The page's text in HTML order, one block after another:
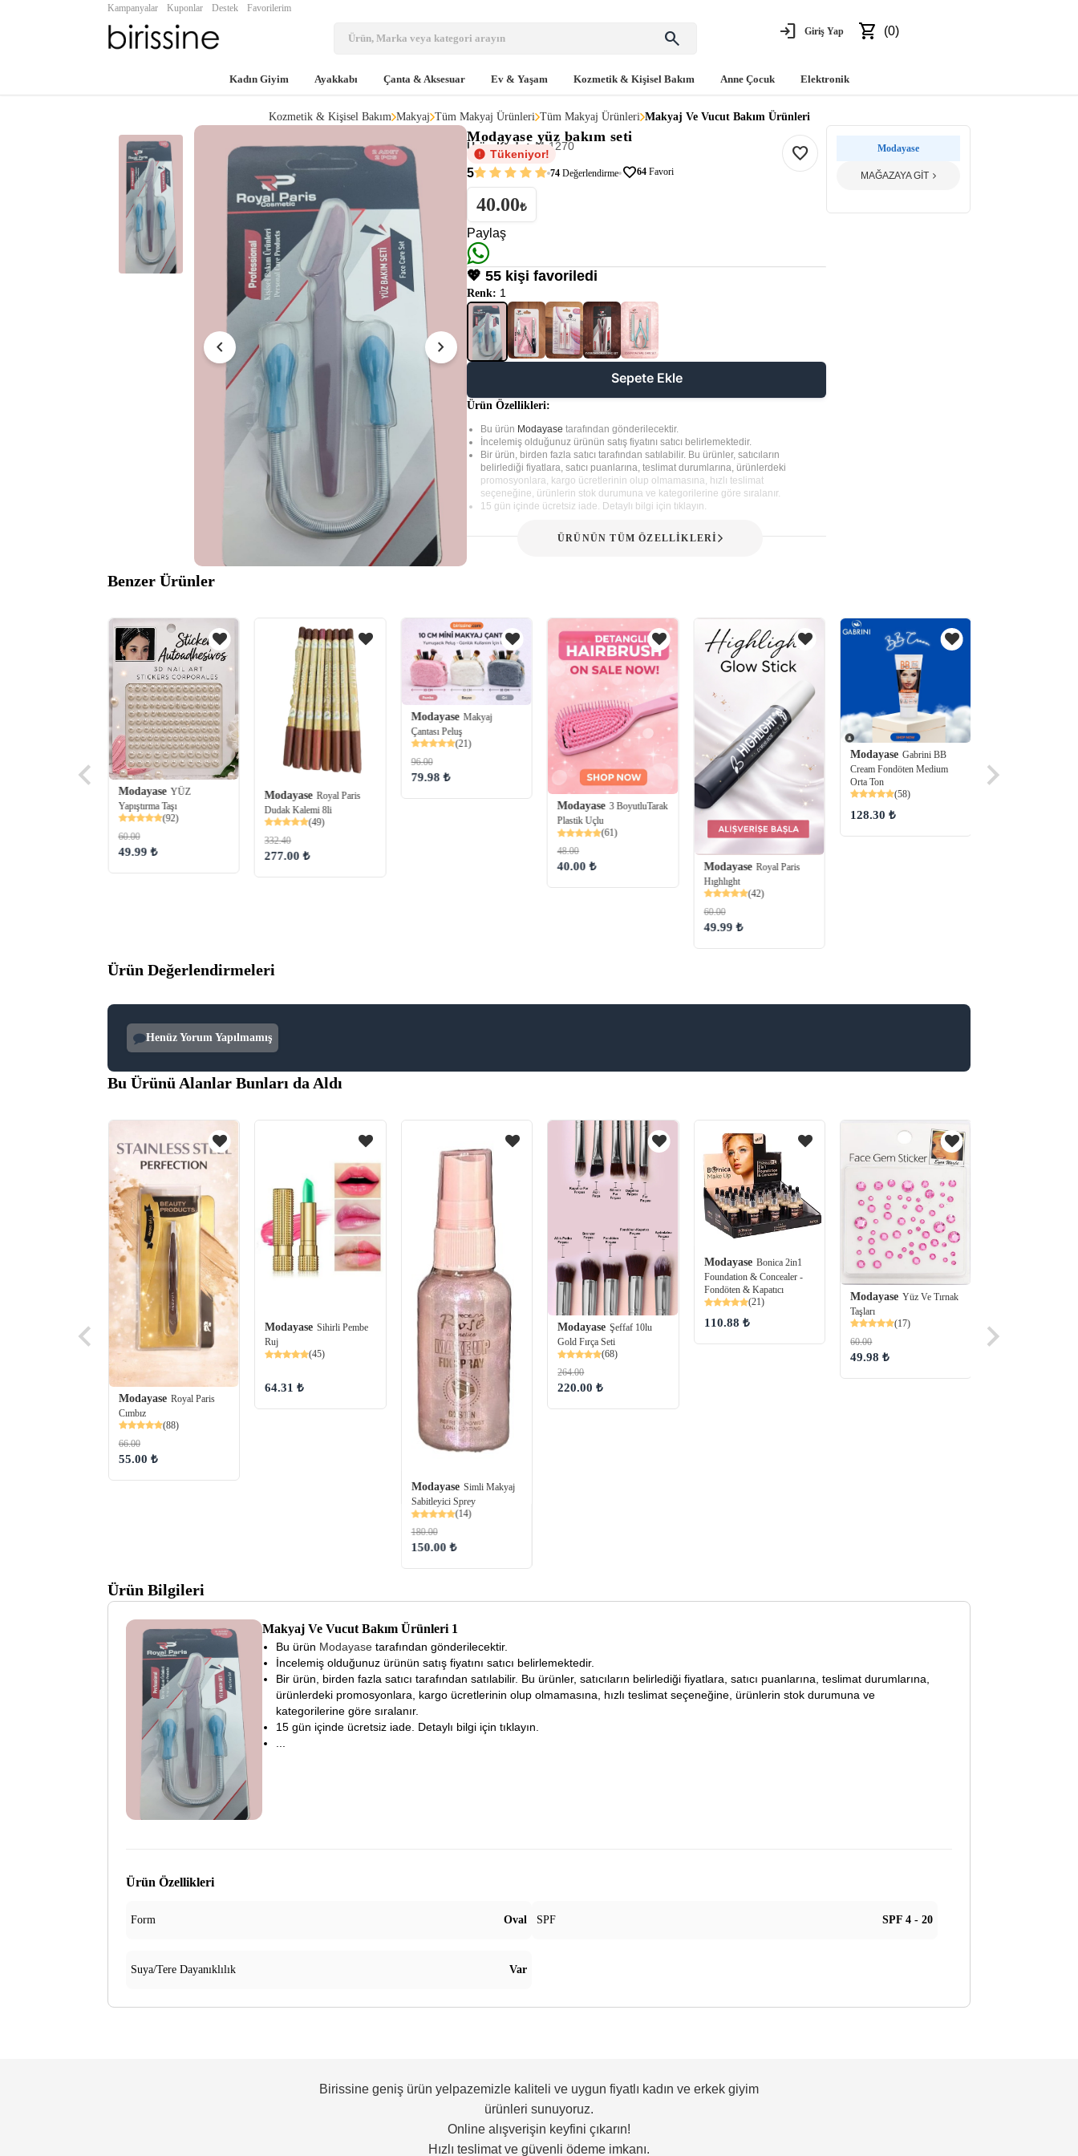
Kampanyalar Kuponlar Destek Favorilerim
search login Giriş Yap shopping_cart (0)
Kadın Giyim Ayakkabı Çanta & Aksesuar Ev & Yaşam Kozmetik & Kişisel Bakım Anne Çocuk Elektronik
Kozmetik & Kişisel Bakım Makyaj Tüm Makyaj Ürünleri Tüm Makyaj Ürünleri Makyaj Ve Vucut Bakım Ürünleri
chevron_left chevron_right
Modayase yüz bakım seti
Ürün Kodu: M-1270
Tükeniyor!
5 74Değerlendirme favorite64 Favori
40.00₺
favorite
Paylaş
💖 55 kişi favoriledi
Renk: 1
Sepete Ekle
Ürün Özellikleri:
Bu ürün Modayasetarafından gönderilecektir.
İncelemiş olduğunuz ürünün satış fiyatını satıcı belirlemektedir.
Bir ürün, birden fazla satıcı tarafından satılabilir. Bu ürünler, satıcıların
belirlediği fiyatlara, satıcı puanlarına, teslimat durumlarına, ürünlerdeki
promosyonlara, kargo ücretlerinin olup olmamasına, hızlı teslimat
seçeneğine, ürünlerin stok durumuna ve kategorilerine göre sıralanır.
15 gün içinde ücretsiz iade. Detaylı bilgi için tıklayın.
ÜRÜNÜN TÜM ÖZELLİKLERİ
Modayase
MAĞAZAYA GİT
Benzer Ürünler
Modayase YÜZ
Yapıştırma Taşı
(92)
60.00
49.99 ₺
Modayase Royal Paris
Dudak Kalemi 8li
(49)
332.40
277.00 ₺
Modayase Makyaj
Çantası Peluş
(21)
96.00
79.98 ₺
Modayase 3 BoyutluTarak
Plastik Uçlu
(61)
48.00
40.00 ₺ Modayase Royal Paris
Hıghlıght
(42)
60.00
49.99 ₺
Modayase Gabrini BB
Cream Fondöten Medium
Orta Ton
(58)
128.30 ₺
Ürün Değerlendirmeleri
Henüz Yorum Yapılmamış
Bu Ürünü Alanlar Bunları da Aldı
Modayase Royal Paris
Cımbız
(88)
66.00
55.00 ₺
Modayase Sihirli Pembe
Ruj
(45)
64.31 ₺
Modayase Simli Makyaj
Sabitleyici Sprey
(14)
180.00
150.00 ₺
Modayase Şeffaf 10lu
Gold Fırça Seti
(68)
264.00
220.00 ₺
Modayase Bonica 2in1
Foundation & Concealer -
Fondöten & Kapatıcı
(21)
110.88 ₺
Modayase Yüz Ve Tırnak
Taşları
(17)
60.00
49.98 ₺
Ürün Bilgileri
Makyaj Ve Vucut Bakım Ürünleri 1
Bu ürün Modayasetarafından gönderilecektir.
İncelemiş olduğunuz ürünün satış fiyatını satıcı belirlemektedir.
Bir ürün, birden fazla satıcı tarafından satılabilir. Bu ürünler, satıcıların belirlediği fiyatlara, satıcı puanlarına, teslimat durumlarına,
ürünlerdeki promosyonlara, kargo ücretlerinin olup olmamasına, hızlı teslimat seçeneğine, ürünlerin stok durumuna ve
kategorilerine göre sıralanır.
15 gün içinde ücretsiz iade. Detaylı bilgi için tıklayın.
...
Ürün Özellikleri
Form Oval SPF SPF 4 - 20
Suya/Tere Dayanıklılık Var
Birissine geniş ürün yelpazemizle kaliteli ve uygun fiyatlı kadın ve erkek giyim
ürünleri sunuyoruz.
Online alışverişin keyfini çıkarın!
Hızlı teslimat ve güvenli ödeme imkanı.